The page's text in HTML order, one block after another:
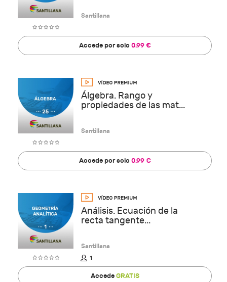
Santillana
Accede por solo0.99 €
Álgebra. Rango y
propiedades de las mat...
Santillana
Accede por solo0.99 €
Análisis. Ecuación de la
recta tangente...
Santillana
1
AccedeGRATIS